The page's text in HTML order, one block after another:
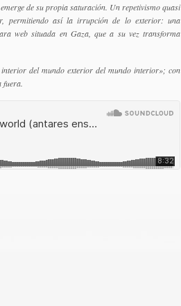
de su propia saturación. Un repetivismo quasi
permitiendo así la irrupción de lo exterior: una
web situada en Gaza, que a su vez transforma
del mundo exterior del mundo interior»; con